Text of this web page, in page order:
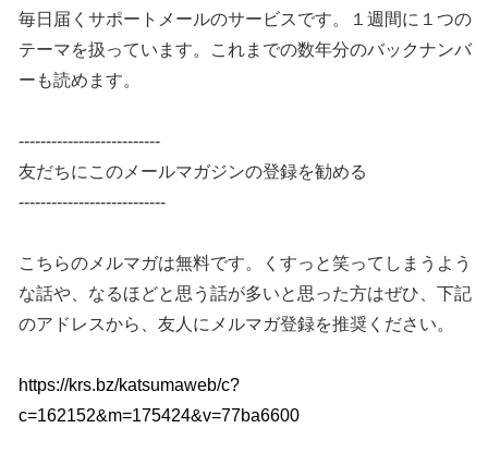
毎日届くサポートメールのサービスです。１週間に１つの
テーマを扱っています。これまでの数年分のバックナンバ
ーも読めます。
--------------------------
友だちにこのメールマガジンの登録を勧める
---------------------------
こちらのメルマガは無料です。くすっと笑ってしまうよう
な話や、なるほどと思う話が多いと思った方はぜひ、下記
のアドレスから、友人にメルマガ登録を推奨ください。
https://krs.bz/katsumaweb/c?
c=162152&m=175424&v=77ba6600